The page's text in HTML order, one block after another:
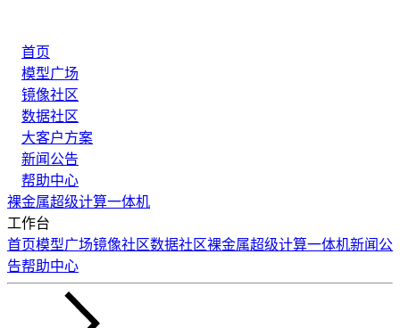
首页
模型广场
镜像社区
数据社区
大客户方案
新闻公告
帮助中心
裸金属超级计算一体机
工作台
首页模型广场镜像社区数据社区裸金属超级计算一体机新闻公
告帮助中心